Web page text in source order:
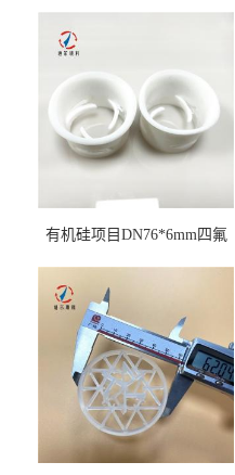
有机硅项目DN76*6mm四氟